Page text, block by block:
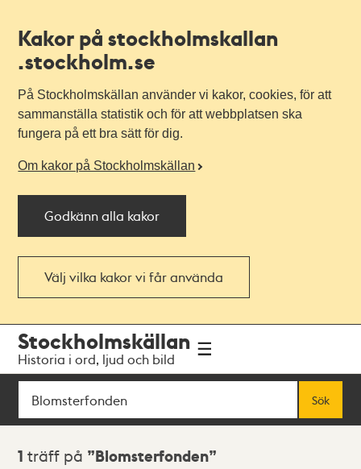
Kakor på stockholmskallan
.stockholm.se
På Stockholmskällan använder vi kakor, cookies, för att
sammanställa statistik och för att webbplatsen ska
fungera på ett bra sätt för dig.
Om kakor på Stockholmskällan
Godkänn alla kakor
Välj vilka kakor vi får använda
navigationen
huvudinnehållet
Stockholmskällan
Historia i ord, ljud och bild
Sök
Sök
Sökresultat
1 träff på Blomsterfonden